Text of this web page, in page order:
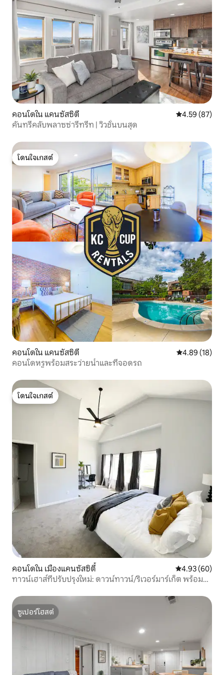
คอนโดใน แคนซัสซิตี คะแนนเฉลี่ย
4.59 (87)
คันทรีคลับพลาซซ่ารีทรีท | วิวชั้นบนสุด
โดนใจเกสต์
โดนใจเกสต์
คอนโดใน แคนซัสซิตี คะแนนเฉลี่ย
4.89 (18)
คอนโดหรูพร้อมสระว่ายน้ำและที่จอดรถ
โดนใจเกสต์
โดนใจเกสต์
คอนโดใน เมืองแคนซัสซิตี้ คะแนนเฉลี่ย
4.93 (60)
ทาวน์เฮาส์ที่ปรับปรุงใหม่: ดาวน์ทาวน์/ริเวอร์มาร์เก็ต พร้อมที่
ซูเปอร์โฮสต์
ซูเปอร์โฮสต์